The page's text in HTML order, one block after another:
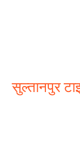
सुल्तानपुर